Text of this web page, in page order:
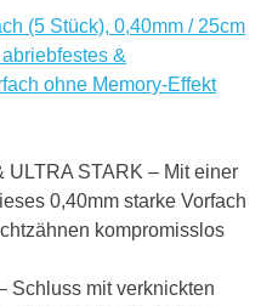
(5 Stück), 0,40mm / 25cm
&
ohne Memory-Effekt
STARK – Mit einer
0,40mm starke Vorfach
kompromisslos
Schluss mit verknickten